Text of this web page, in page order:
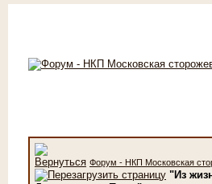
Форум - НКП Московская
"Из